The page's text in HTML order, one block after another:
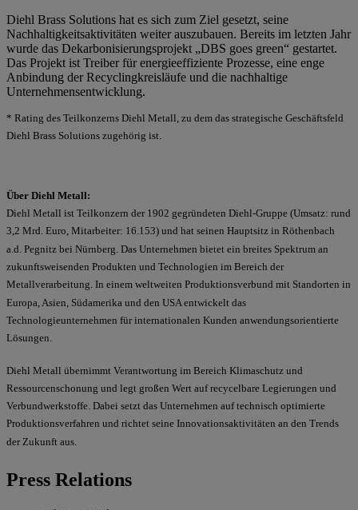
Diehl Brass Solutions hat es sich zum Ziel gesetzt, seine
Nachhaltigkeitsaktivitäten weiter auszubauen. Bereits im letzten Jahr
wurde das Dekarbonisierungsprojekt „DBS goes green“ gestartet.
Das Projekt ist Treiber für energieeffiziente Prozesse, eine enge
Anbindung der Recyclingkreisläufe und die nachhaltige
Unternehmensentwicklung.
* Rating des Teilkonzerns Diehl Metall, zu dem das strategische Geschäftsfeld
Diehl Brass Solutions zugehörig ist.
Über Diehl Metall:
Diehl Metall ist Teilkonzern der 1902 gegründeten Diehl-Gruppe (Umsatz: rund
3,2 Mrd. Euro, Mitarbeiter: 16.153) und hat seinen Hauptsitz in Röthenbach
a.d. Pegnitz bei Nürnberg. Das Unternehmen bietet ein breites Spektrum an
zukunftsweisenden Produkten und Technologien im Bereich der
Metallverarbeitung. In einem weltweiten Produktionsverbund mit Standorten in
Europa, Asien, Südamerika und den USA entwickelt das
Technologieunternehmen für internationalen Kunden anwendungsorientierte
Lösungen.
Diehl Metall übernimmt Verantwortung im Bereich Klimaschutz und
Ressourcenschonung und legt großen Wert auf recycelbare Legierungen und
Verbundwerkstoffe. Dabei setzt das Unternehmen auf technisch optimierte
Produktionsverfahren und richtet seine Innovationsaktivitäten an den Trends
der Zukunft aus.
Press Relations